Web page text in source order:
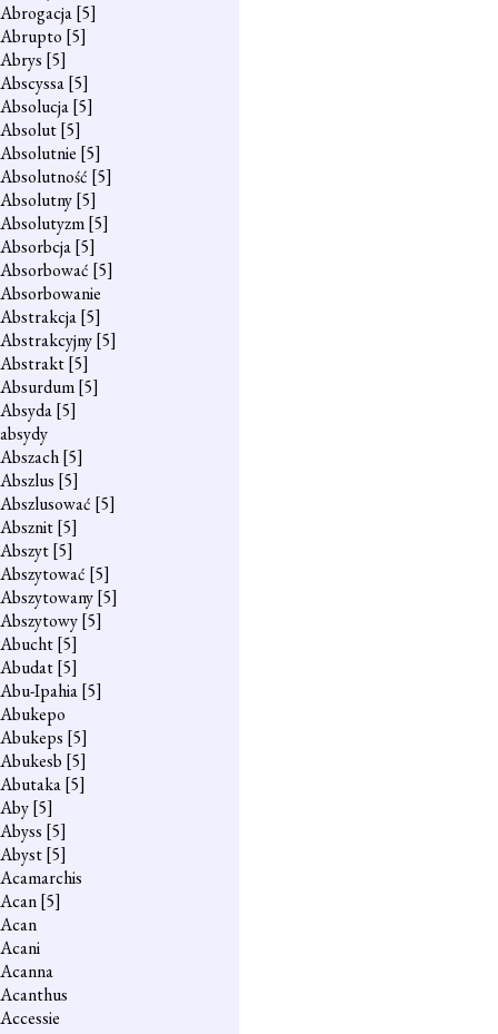
Abrogacja[5]
Abrupto [5]
Abrys [5]
Abscyssa[5]
Absolucja[5]
Absolut[5]
Absolutnie [5]
Absolutność [5]
Absolutny[5]
Absolutyzm[5]
Absorbcja[5]
Absorbować [5]
Absorbowanie
Abstrakcja[5]
Abstrakcyjny[5]
Abstrakt[5]
Absurdum[5]
Absyda[5]
absydy
Abszach[5]
Abszlus [5]
Abszlusować [5]
Absznit[5]
Abszyt[5]
Abszytować [5]
Abszytowany[5]
Abszytowy[5]
Abucht[5]
Abudat[5]
Abu-Ipahia[5]
Abukepo
Abukeps [5]
Abukesb [5]
Abutaka[5]
Aby[5]
Abyss [5]
Abyst[5]
Acamarchis
Acan[5]
Acan
Acani
Acanna
Acanthus
Accessie